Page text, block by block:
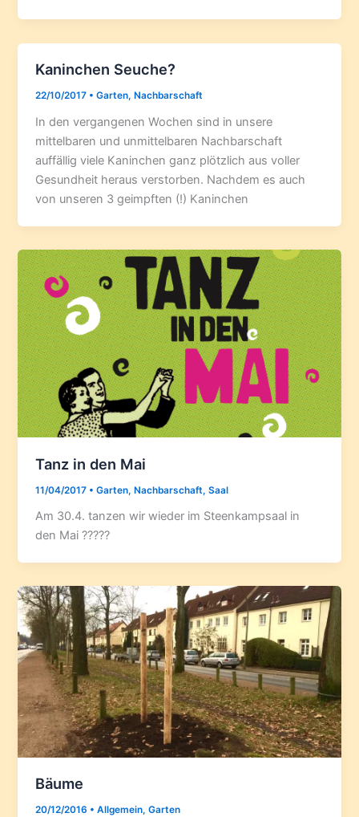
Kaninchen Seuche?
22/10/2017 •Garten, Nachbarschaft
In den vergangenen Wochen sind in unsere
mittelbaren und unmittelbaren Nachbarschaft
auffällig viele Kaninchen ganz plötzlich aus voller
Gesundheit heraus verstorben. Nachdem es auch
von unseren 3 geimpften (!) Kaninchen
Tanz in den Mai
11/04/2017 •Garten,Nachbarschaft,Saal
Am 30.4. tanzen wir wieder im Steenkampsaal in
den Mai ?????
Bäume
20/12/2016 •Allgemein,Garten